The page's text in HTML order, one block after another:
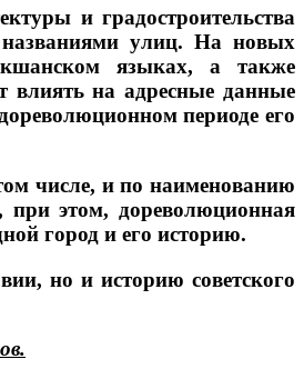
и градостроительства
улиц. На новых
языках, а также
влиять на адресные данные
периоде его
числе, и по наименованию
при этом, дореволюционная
город и его историю.
но и историю советского